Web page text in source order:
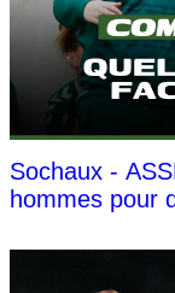
Sochaux -
hommes pour